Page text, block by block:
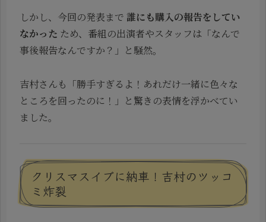
しかし、今回の発表まで 誰にも購入の報告をしてい
なかった ため、番組の出演者やスタッフは「なんで
事後報告なんですか？」と騒然。
吉村さんも「勝手すぎるよ！あれだけ一緒に色々な
ところを回ったのに！」と驚きの表情を浮かべてい
ました。
クリスマスイブに納車！吉村のツッコ
ミ炸裂